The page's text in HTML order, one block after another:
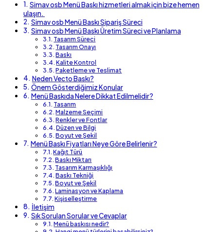
Simav osb Menü Baskı hizmetleri almak için bize hemen
ulaşın.
Simav osb Menü Baskı Sipariş Süreci
Simav osb Menü Baskı Üretim Süreci ve Planlama
Tasarım Süreci
Tasarım Onayı
Baskı
Kalite Kontrol
Paketleme ve Teslimat
Neden Vecto Baskı?
Önem Gösterdiğimiz Konular
Menü Baskıda Nelere Dikkat Edilmelidir?
Tasarım
Malzeme Seçimi
Renkler ve Fontlar
Düzen ve Bilgi
Boyut ve Şekil
Menü Baskı Fiyatları Neye Göre Belirlenir?
Kağıt Türü
Baskı Miktarı
Tasarım Karmaşıklığı
Baskı Tekniği
Boyut ve Şekil
Laminasyon ve Kaplama
Kişiselleştirme
İletişim
Sık Sorulan Sorular ve Cevaplar
Menü baskısı nedir?